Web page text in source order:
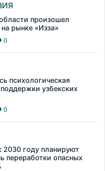
произошел
рынке «Изза»
0
психологическая
узбекских
0
2030 году планируют
переработки опасных